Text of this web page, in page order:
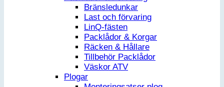
Bränsledunkar
Last och förvaring
LinQ-fästen
Packlådor & Korgar
Räcken & Hållare
Tillbehör Packlådor
Väskor ATV
Plogar